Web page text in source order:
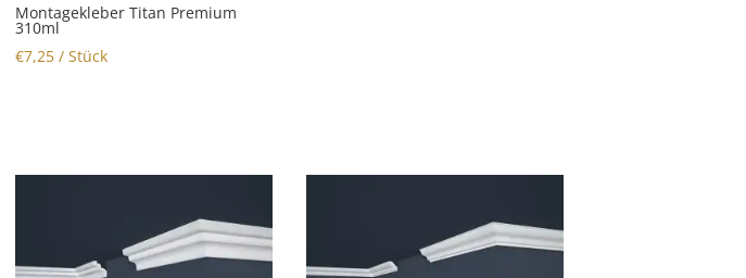
Montagekleber Titan Premium
310ml
€7,25/ Stück